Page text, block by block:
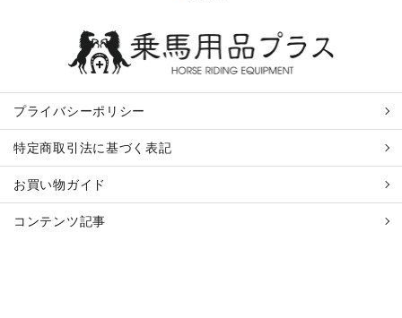
プライバシーポリシー
特定商取引法に基づく表記
お買い物ガイド
コンテンツ記事